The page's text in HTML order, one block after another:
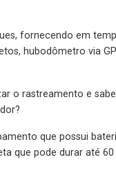
fornecendo em
hubodômetro via
o rastreamento e
que possui
que pode durar até 60